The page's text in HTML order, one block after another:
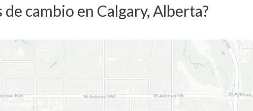
de cambio en Calgary, Alberta?